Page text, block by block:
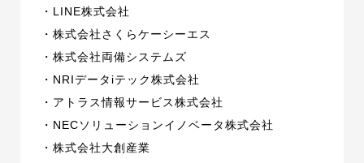
・LINE株式会社
・株式会社さくらケーシーエス
・株式会社両備システムズ
・NRIデータiテック株式会社
・アトラス情報サービス株式会社
・NECソリューションイノベータ株式会社
・株式会社大創産業